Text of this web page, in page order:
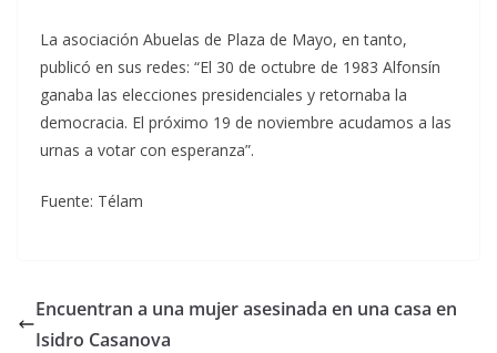
La asociación Abuelas de Plaza de Mayo, en tanto,
publicó en sus redes: “El 30 de octubre de 1983 Alfonsín
ganaba las elecciones presidenciales y retornaba la
democracia. El próximo 19 de noviembre acudamos a las
urnas a votar con esperanza”.
Fuente: Télam
Encuentran a una mujer asesinada en una casa en
Isidro Casanova